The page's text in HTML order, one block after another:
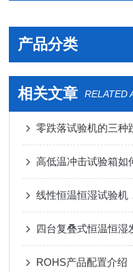
产品分类
相关文章 RELATED
零跌落试验机的三种
高低温冲击试验箱如
线性恒温恒湿试验机
四台复叠式恒温恒湿
ROHS产品配置介绍